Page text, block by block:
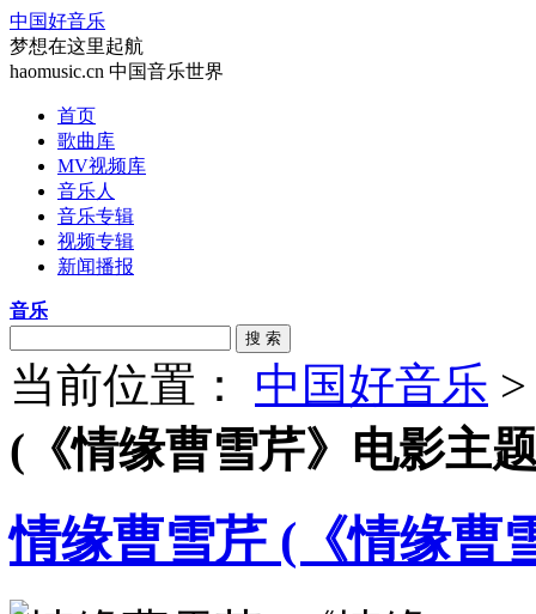
中国好音乐
梦想在这里起航
haomusic.cn 中国音乐世界
首页
歌曲库
MV视频库
音乐人
音乐专辑
视频专辑
新闻播报
音乐
搜 索
当前位置： 中国好音乐
(《情缘曹雪芹》电影主
情缘曹雪芹 (《情缘曹